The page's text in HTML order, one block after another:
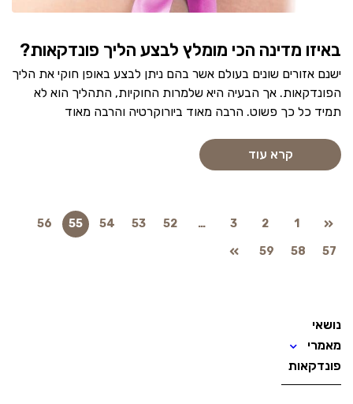
באיזו מדינה הכי מומלץ לבצע הליך פונדקאות?
ישנם אזורים שונים בעולם אשר בהם ניתן לבצע באופן חוקי את הליך
הפונדקאות. אך הבעיה היא שלמרות החוקיות, התהליך הוא לא
תמיד כל כך פשוט. הרבה מאוד ביורוקרטיה והרבה מאוד
קרא עוד
1
2
3
…
52
53
54
55
56
57
58
59
נושאי
מאמרי
פונדקאות